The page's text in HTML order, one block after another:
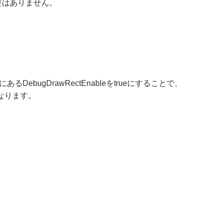
ありません。
るDebugDrawRectEnableをtrueにすることで、
ます。